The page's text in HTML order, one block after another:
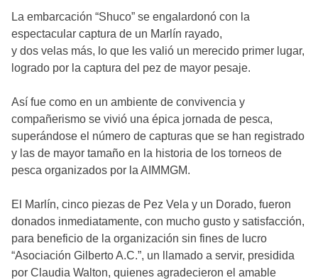
La embarcación “Shuco” se engalardonó con la
espectacular captura de un Marlín rayado,
y dos velas más, lo que les valió un merecido primer lugar,
logrado por la captura del pez de mayor pesaje.
Así fue como en un ambiente de convivencia y
compañerismo se vivió una épica jornada de pesca,
superándose el número de capturas que se han registrado
y las de mayor tamaño en la historia de los torneos de
pesca organizados por la AIMMGM.
El Marlín, cinco piezas de Pez Vela y un Dorado, fueron
donados inmediatamente, con mucho gusto y satisfacción,
para beneficio de la organización sin fines de lucro
“Asociación Gilberto A.C.”, un llamado a servir, presidida
por Claudia Walton, quienes agradecieron el amable